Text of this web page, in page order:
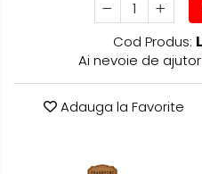
Cod Produs:
Ai nevoie de
Adauga la Favorite